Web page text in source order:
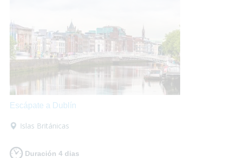
Escápate a Dublín
Islas Británicas
Duración 4 dias